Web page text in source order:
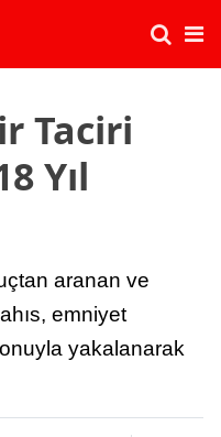
Taciri
Yıl
aranan ve
emniyet
yakalanarak